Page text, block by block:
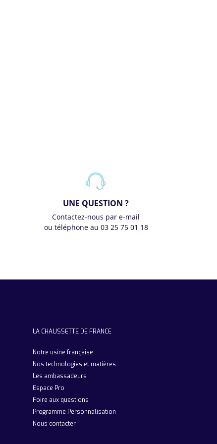
UNE QUESTION ?
Contactez-nous par e-mail
ou téléphone au 03 25 75 01 18
LA CHAUSSETTE DE FRANCE
Notre usine française
Nos technologies et matières
Les ambassadeurs
Espace Pro
Foire aux questions
Programme Personnalisation
Nous contacter